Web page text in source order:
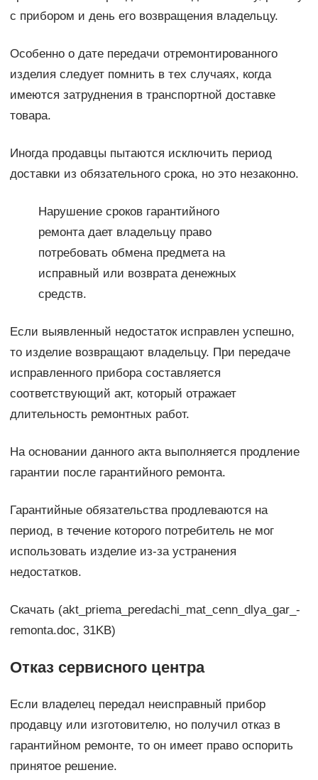
с прибором и день его возвращения владельцу.
Особенно о дате передачи отремонтированного
изделия следует помнить в тех случаях, когда
имеются затруднения в транспортной доставке
товара.
Иногда продавцы пытаются исключить период
доставки из обязательного срока, но это незаконно.
Нарушение сроков гарантийного
ремонта дает владельцу право
потребовать обмена предмета на
исправный или возврата денежных
средств.
Если выявленный недостаток исправлен успешно,
то изделие возвращают владельцу. При передаче
исправленного прибора составляется
соответствующий акт, который отражает
длительность ремонтных работ.
На основании данного акта выполняется продление
гарантии после гарантийного ремонта.
Гарантийные обязательства продлеваются на
период, в течение которого потребитель не мог
использовать изделие из-за устранения
недостатков.
Скачать (akt_priema_peredachi_mat_cenn_dlya_gar_-
remonta.doc, 31KB)
Отказ сервисного центра
Если владелец передал неисправный прибор
продавцу или изготовителю, но получил отказ в
гарантийном ремонте, то он имеет право оспорить
принятое решение.